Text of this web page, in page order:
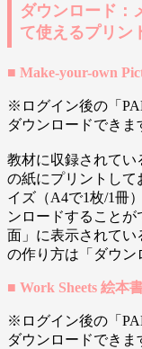
ダウンロード：
て使えるプリン
■ Make-your-own
※ログイン後の「
ダウンロードできま
教材に収録されてい
の紙にプリントして
イズ（A4で1枚/1冊
ンロードすること
面」に表示されてい
の作り方は「ダウン
■ Work Sheets 絵本
※ログイン後の「
ダウンロードできま